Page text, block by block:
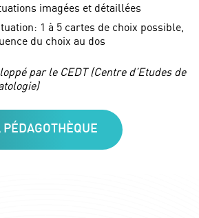
imagées et détaillées
1 à 5 cartes de choix possible,
du choix au dos
par le CEDT (Centre d’Etudes de
PÉDAGOTHÈQUE